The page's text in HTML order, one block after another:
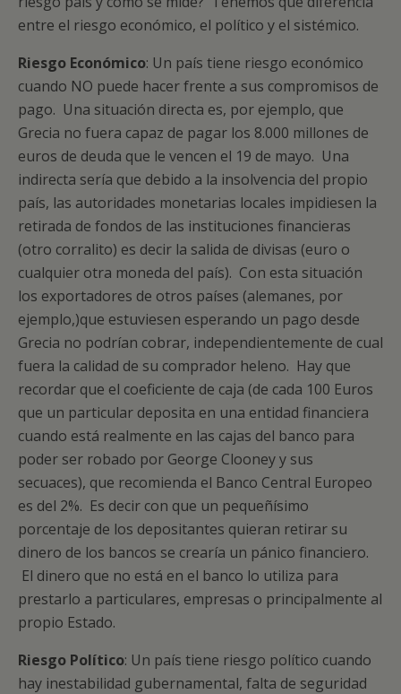
entre el riesgo económico, el político y el sistémico.
Riesgo Económico: Un país tiene riesgo económico
cuando NO puede hacer frente a sus compromisos de
pago. Una situación directa es, por ejemplo, que
Grecia no fuera capaz de pagar los 8.000 millones de
euros de deuda que le vencen el 19 de mayo. Una
indirecta sería que debido a la insolvencia del propio
país, las autoridades monetarias locales impidiesen la
retirada de fondos de las instituciones financieras
(otro corralito) es decir la salida de divisas (euro o
cualquier otra moneda del país). Con esta situación
los exportadores de otros países (alemanes, por
ejemplo,)que estuviesen esperando un pago desde
Grecia no podrían cobrar, independientemente de cual
fuera la calidad de su comprador heleno. Hay que
recordar que el coeficiente de caja (de cada 100 Euros
que un particular deposita en una entidad financiera
cuando está realmente en las cajas del banco para
poder ser robado por George Clooney y sus
secuaces), que recomienda el Banco Central Europeo
es del 2%. Es decir con que un pequeñísimo
porcentaje de los depositantes quieran retirar su
dinero de los bancos se crearía un pánico financiero.
El dinero que no está en el banco lo utiliza para
prestarlo a particulares, empresas o principalmente al
propio Estado.
Riesgo Político: Un país tiene riesgo político cuando
hay inestabilidad gubernamental, falta de seguridad